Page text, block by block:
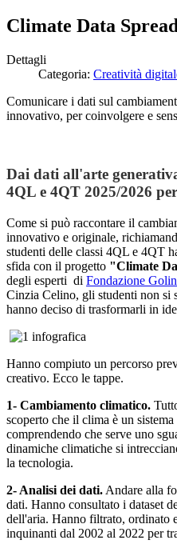
Climate Data
Dettagli
Categoria: Creatività
Comunicare i dati sul
innovativo, per coinvolgere e
Dai dati all'arte
4QL e 4QT 2025/2026
Come si può raccontare il
innovativo e originale,
studenti delle classi 4QL e 4QT
sfida con il progetto "Climate
degli esperti di Fondazione
Cinzia Celino, gli studenti non si
hanno deciso di trasformarli in
Hanno compiuto un percorso
creativo. Ecco le tappe.
1- Cambiamento climatico.
scoperto che il clima è un
comprendendo che serve uno
dinamiche climatiche si
la tecnologia.
2- Analisi dei dati. Andare alla
dati. Hanno consultato i dataset
dell'aria. Hanno filtrato, ordinato
inquinanti dal 2002 al 2022 per